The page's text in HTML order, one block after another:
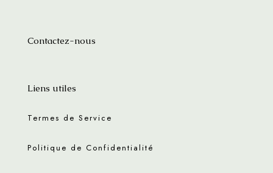
Contactez-nous
Liens utiles
Termes de Service
Politique de Confidentialité